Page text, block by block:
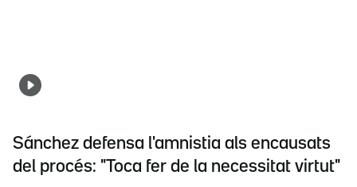
Sánchez defensa l'amnistia als encausats
del procés: "Toca fer de la necessitat virtut"